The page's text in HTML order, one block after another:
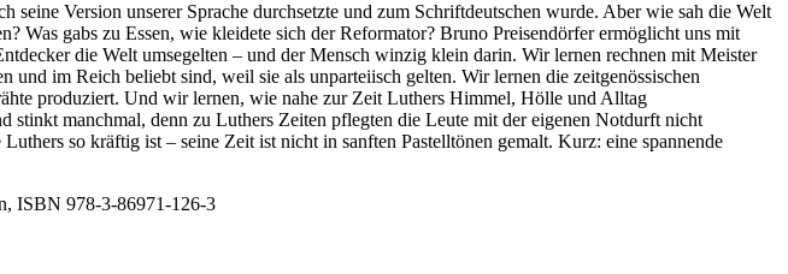
Version unserer Sprache durchsetzte und zum Schriftdeutschen wurde. Aber wie sah die Welt
Was gabs zu Essen, wie kleidete sich der Reformator? Bruno Preisendörfer ermöglicht uns mit
die Welt umsegelten – und der Mensch winzig klein darin. Wir lernen rechnen mit Meister
im Reich beliebt sind, weil sie als unparteiisch gelten. Wir lernen die zeitgenössischen
produziert. Und wir lernen, wie nahe zur Zeit Luthers Himmel, Hölle und Alltag
stinkt manchmal, denn zu Luthers Zeiten pflegten die Leute mit der eigenen Notdurft nicht
so kräftig ist – seine Zeit ist nicht in sanften Pastelltönen gemalt. Kurz: eine spannende
ISBN 978-3-86971-126-3